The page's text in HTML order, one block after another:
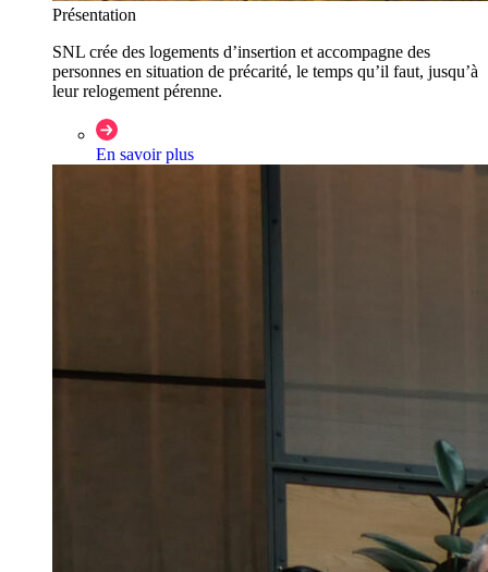
Présentation
SNL crée des logements d’insertion et accompagne des
personnes en situation de précarité, le temps qu’il faut, jusqu’à
leur relogement pérenne.
En savoir plus